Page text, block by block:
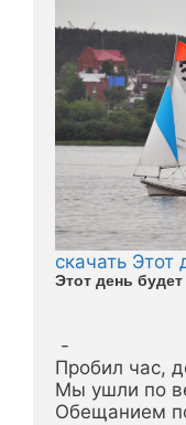
скачать
Этот день
-
Пробил час,
Мы ушли по
Обещанием